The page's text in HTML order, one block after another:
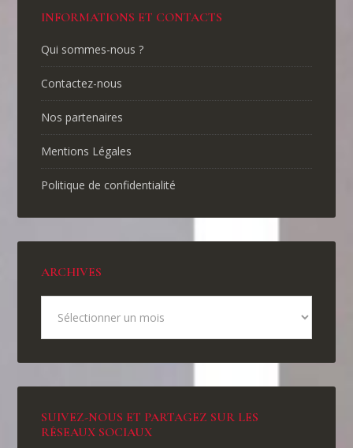
INFORMATIONS ET CONTACTS
Qui sommes-nous ?
Contactez-nous
Nos partenaires
Mentions Légales
Politique de confidentialité
ARCHIVES
SUIVEZ-NOUS ET PARTAGEZ SUR LES
RÉSEAUX SOCIAUX